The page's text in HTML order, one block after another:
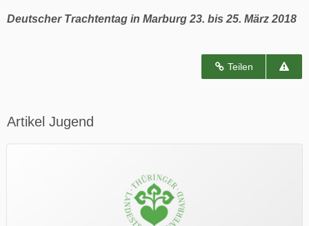
Deutscher Trachtentag in Marburg 23. bis 25. März 2018
Teilen
Artikel Jugend